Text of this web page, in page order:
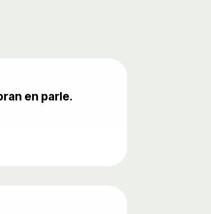
en parle.